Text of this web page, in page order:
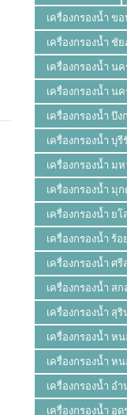
เครื่องกรองน้ำ ข
เครื่องกรองน้ำ ชั
เครื่องกรองน้ำ น
เครื่องกรองน้ำ น
เครื่องกรองน้ำ บึง
เครื่องกรองน้ำ บุรี
เครื่องกรองน้ำ ม
เครื่องกรองน้ำ มุ
เครื่องกรองน้ำ ยโ
เครื่องกรองน้ำ ร้อ
เครื่องกรองน้ำ ศรี
เครื่องกรองน้ำ ส
เครื่องกรองน้ำ สุ
เครื่องกรองน้ำ ห
เครื่องกรองน้ำ ห
เครื่องกรองน้ำ อ
เครื่องกรองน้ำ อุ